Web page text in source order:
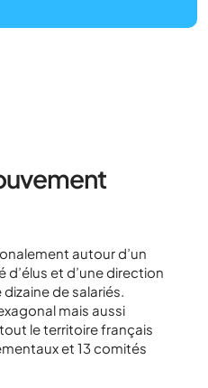
autour d’un
et d’une direction
de salariés.
mais aussi
le territoire français
et 13 comités